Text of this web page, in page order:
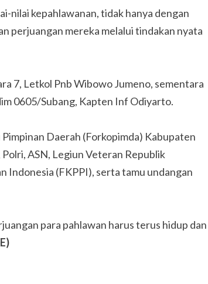
nilai kepahlawanan, tidak hanya dengan
perjuangan mereka melalui tindakan nyata
7, Letkol Pnb Wibowo Jumeno, sementara
0605/Subang, Kapten Inf Odiyarto.
Daerah (Forkopimda) Kabupaten
ASN, Legiun Veteran Republik
Indonesia (FKPPI), serta tamu undangan
para pahlawan harus terus hidup dan